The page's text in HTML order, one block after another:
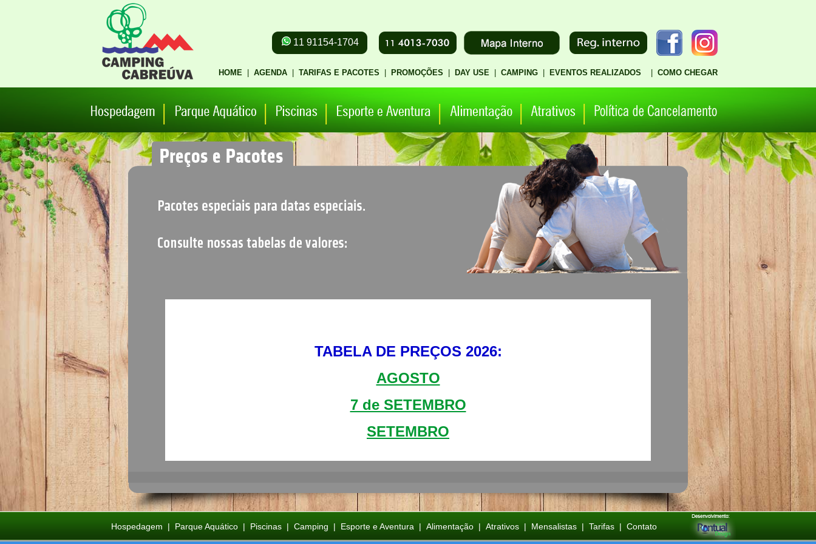
TABELA DE PREÇOS 2026:
AGOSTO
7 de SETEMBRO
SETEMBRO